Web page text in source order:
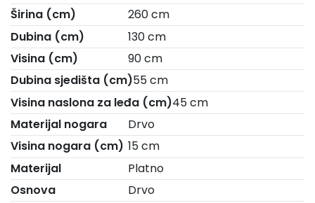
Širina (cm)
260 cm
Dubina (cm)
130 cm
Visina (cm)
90 cm
Dubina sjedišta (cm)55 cm
Visina naslona za leđa (cm)45 cm
Materijal nogara
Drvo
Visina nogara (cm) 15 cm
Materijal
Platno
Osnova
Drvo